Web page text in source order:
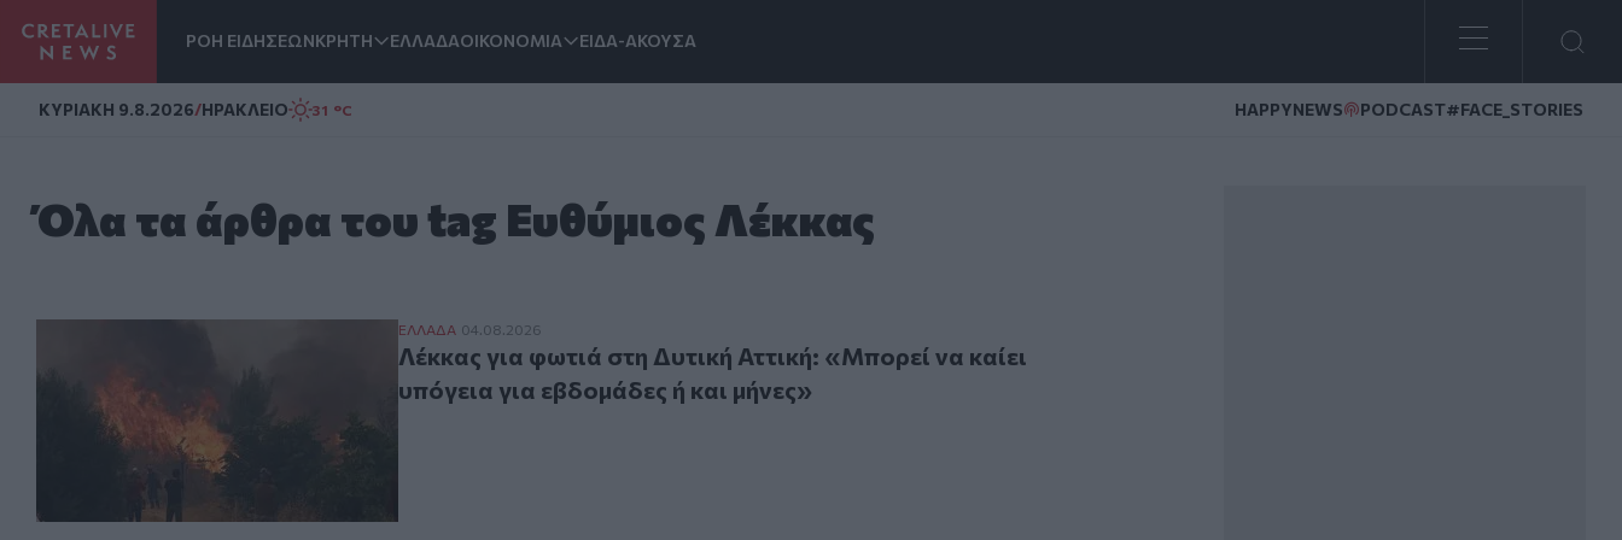
ΡΟΗ ΕΙΔΗΣΕΩΝΚΡΗΤΗ ΕΛΛΑΔΑΟΙΚΟΝΟΜΙΑ ΕΙΔΑ-ΑΚΟΥΣΑ
ΚΥΡΙΑΚΗ 9.8.2026/ΗΡΑΚΛΕΙΟ 31 °C HAPPYNEWS PODCAST#FACE_STORIES
Όλα τα άρθρα του tag Ευθύμιος Λέκκας
Λέκκας για φωτιά στη Δυτική Αττική: «Μπορεί να καίει υπόγεια για εβδομάδες ή και μήνες»
ΕΛΛAΔΑ 04.08.2026
Λέκκας για φωτιά στη Δυτική Αττική: «Μπορεί να καίει
υπόγεια για εβδομάδες ή και μήνες»